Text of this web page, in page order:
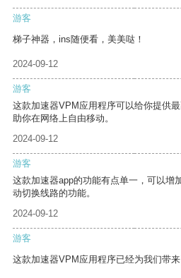
游客
梯子神器，ins随便看，美美哒！
2024-09-12
游客
这款加速器VPM应用程序可以给你提供
助你在网络上自由移动。
2024-09-12
游客
这款加速器app的功能有点单一，可以增
动切换线路的功能。
2024-09-12
游客
这款加速器VPM应用程序已经为我们带来